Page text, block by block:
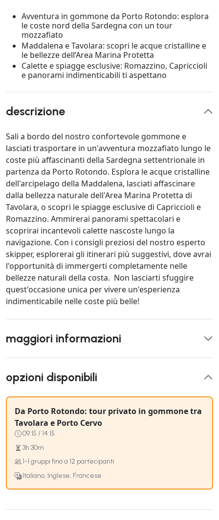
Avventura in gommone da Porto Rotondo: esplora
le coste nord della Sardegna con un tour
mozzafiato
Maddalena e Tavolara: scopri le acque cristalline e
le bellezze dell’Area Marina Protetta
Calette e spiagge esclusive: Romazzino, Capriccioli
e panorami indimenticabili ti aspettano
descrizione
Sali a bordo del nostro confortevole gommone e
lasciati trasportare in un'avventura mozzafiato lungo le
coste più affascinanti della Sardegna settentrionale in
partenza da Porto Rotondo. Esplora le acque cristalline
dell'arcipelago della Maddalena, lasciati affascinare
dalla bellezza naturale dell'Area Marina Protetta di
Tavolara, o scopri le spiagge esclusive di Capriccioli e
Romazzino. Ammirerai panorami spettacolari e
scoprirai incantevoli calette nascoste lungo la
navigazione. Con i consigli preziosi del nostro esperto
skipper, esplorerai gli itinerari più suggestivi, dove avrai
l'opportunità di immergerti completamente nelle
bellezze naturali della costa. Non lasciarti sfuggire
quest'occasione unica per vivere un'esperienza
indimenticabile nelle coste più belle!
maggiori informazioni
opzioni disponibili
Da Porto Rotondo: tour privato in gommone tra
Tavolara e Porto Cervo
09:15 / 14:15
3h 30m
1-1 gruppi fino a 12 partecipanti
Italiano, Inglese, Francese